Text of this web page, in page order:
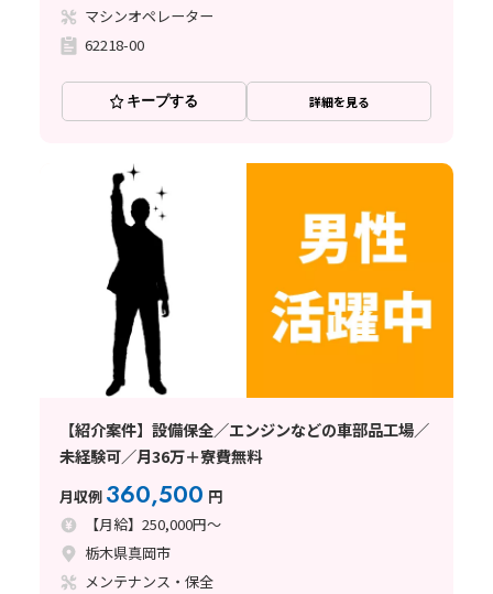
マシンオペレーター
62218-00
キープする 詳細を見る
【紹介案件】設備保全／エンジンなどの車部品工場／
未経験可／月36万＋寮費無料
月収例 360,500 円
【月給】250,000円～
栃木県真岡市
メンテナンス・保全